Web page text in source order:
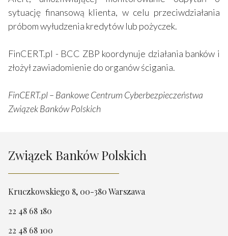
sytuację finansową klienta, w celu przeciwdziałania
próbom wyłudzenia kredytów lub pożyczek.
FinCERT.pl - BCC ZBP koordynuje działania banków i
złożył zawiadomienie do organów ścigania.
FinCERT.pl – Bankowe Centrum Cyberbezpieczeństwa
Związek Banków Polskich
Związek Banków Polskich
Kruczkowskiego 8, 00-380 Warszawa
22 48 68 180
22 48 68 100